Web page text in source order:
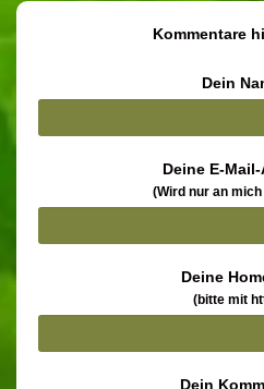
Kommentare
Dein
Deine E-
(Wird nur an
Deine
(bitte mit
Dein